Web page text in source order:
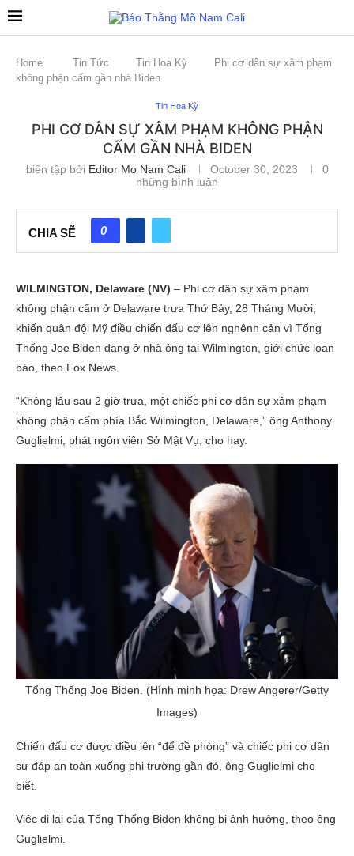
Home Tin Tức Tin Hoa Kỳ
Phi cơ dân sự xâm phạm
không phận cấm gần nhà Biden
Tin Hoa Kỳ
PHI CƠ DÂN SỰ XÂM PHẠM KHÔNG PHẬN
CẤM GẦN NHÀ BIDEN
biên tập bởi Editor Mo Nam Cali October 30, 2023
0
những bình luận
CHIA SẼ 0
WILMINGTON, Delaware (NV) – Phi cơ dân sự xâm phạm
không phận cấm ở Delaware trưa Thứ Bảy, 28 Tháng Mười,
khiến quân đội Mỹ điều chiến đấu cơ lên nghênh cản vì Tổng
Thống Joe Biden đang ở nhà ông tại Wilmington, giới chức loan
báo, theo Fox News.
“Không lâu sau 2 giờ trưa, một chiếc phi cơ dân sự xâm phạm
không phận cấm phía Bắc Wilmington, Delaware,” ông Anthony
Guglielmi, phát ngôn viên Sở Mật Vụ, cho hay.
Tổng Thống Joe Biden. (Hình minh họa: Drew Angerer/Getty
Images)
Chiến đấu cơ được điều lên “để đề phòng” và chiếc phi cơ dân
sự đáp an toàn xuống phi trường gần đó, ông Guglielmi cho
biết.
Việc đi lại của Tổng Thống Biden không bị ảnh hưởng, theo ông
Guglielmi.